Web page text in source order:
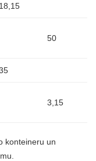
18,15
50
3,15
konteineru un